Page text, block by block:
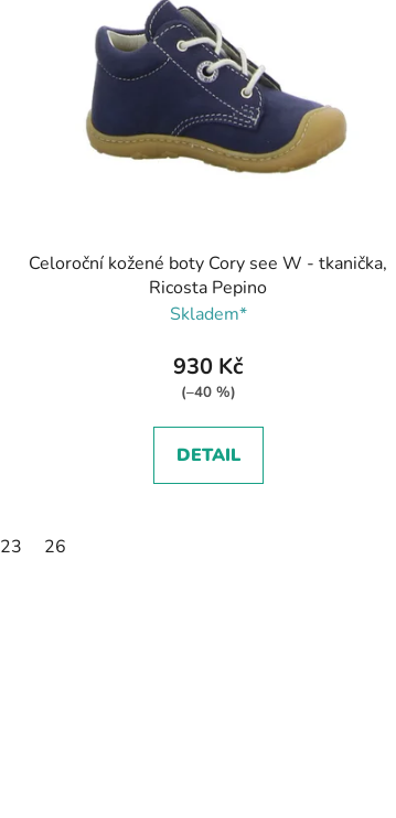
Celoroční kožené boty Cory see W - tkanička,
Ricosta Pepino
Skladem*
930 Kč
(–40 %)
DETAIL
23 26